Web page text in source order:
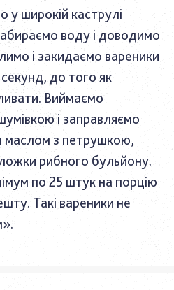
у широкій каструлі
воду і доводимо
і закидаємо вареники
до того як
Виймаємо
і заправляємо
маслом з петрушкою,
рибного бульйону.
по 25 штук на порцію
Такі вареники не